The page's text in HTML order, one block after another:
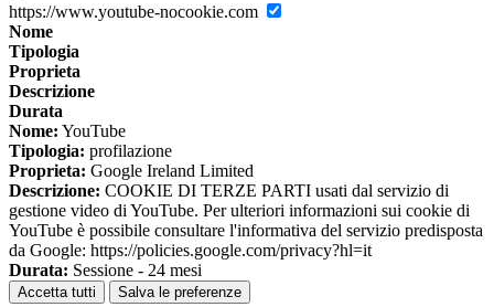
https://www.youtube-nocookie.com
Nome
Tipologia
Proprieta
Descrizione
Durata
Nome: YouTube
Tipologia: profilazione
Proprieta: Google Ireland Limited
Descrizione: COOKIE DI TERZE PARTI usati dal servizio di
gestione video di YouTube. Per ulteriori informazioni sui cookie di
YouTube è possibile consultare l'informativa del servizio predisposta
da Google: https://policies.google.com/privacy?hl=it
Durata: Sessione - 24 mesi
Accetta tutti Salva le preferenze